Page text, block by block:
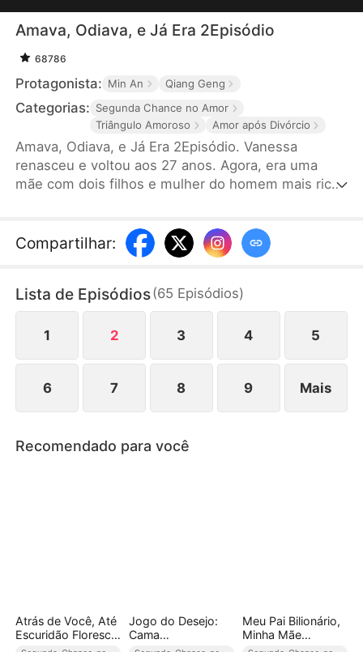
Amava, Odiava, e Já Era 2Episódio
68786
Protagonista: Min An Qiang Geng
Categorias: Segunda Chance no Amor
Triângulo Amoroso
Amor após Divórcio
Amava, Odiava, e Já Era 2Episódio. Vanessa
renasceu e voltou aos 27 anos. Agora, era uma
mãe com dois filhos e mulher do homem mais rico
todos, ela pegou um acordo de divórcio e foi direto
até a antiga paixão do marido. Na frente da rival,
ficava com nada e que o marido e até seus filhos,
ficavam todos com ela.
Compartilhar:
Lista de Episódios(65 Episódios)
1 2 3 4 5
6 7 8 9 Mais
Recomendado para você
Atrás de Você, Até
Escuridão Floresce
(Dublado)
Jogo do Desejo:
Cama
Compartilhada(Dub
Meu Pai Bilionário,
Minha Mãe
Presidiária